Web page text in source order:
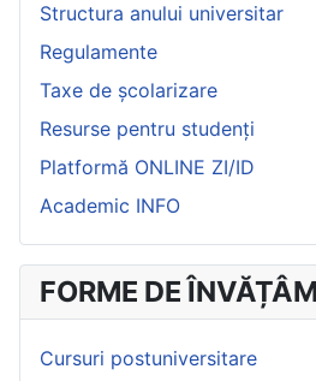
Structura anului universitar
Regulamente
Taxe de școlarizare
Resurse pentru studenți
Platformă ONLINE ZI/ID
Academic INFO
FORME DE
Cursuri postuniversitare